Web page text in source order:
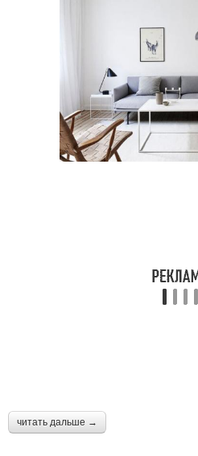
читать дальше →